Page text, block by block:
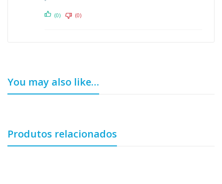
(0) (0)
You may also like…
Produtos relacionados